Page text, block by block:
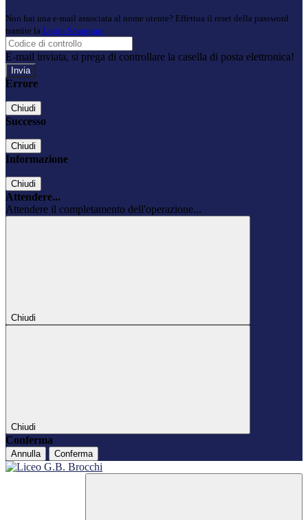
Non hai una e-mail associata al nome utente? Effettua il reset della password
tramite la Login Spaggiari
E-mail inviata, si prega di controllare la casella di posta elettronica!
Errore
Chiudi
Successo
Chiudi
Informazione
Chiudi
Attendere...
Attendere il completamento dell'operazione...
Chiudi
Chiudi
Conferma
Annulla Conferma